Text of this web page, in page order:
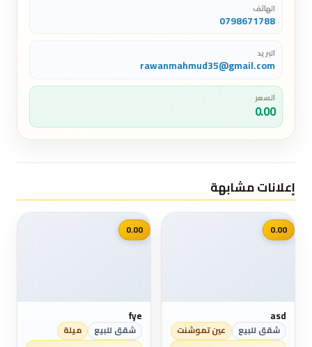
الهاتف
0798671788
البريد
rawanmahmud35@gmail.com
السعر
0.00
إعلانات مشابهة
📷
0.00
asd
شقق للبيع عين تموشنت
📷
0.00
fye
شقق للبيع ميلة